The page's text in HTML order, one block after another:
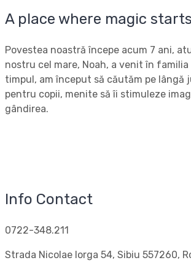
A place where magic
Povestea noastră începe acum 7 ani,
nostru cel mare, Noah, a venit în familia
timpul, am început să căutăm pe lângă
pentru copii, menite să îi stimuleze
gândirea.
Info Contact
0722-348.211
Strada Nicolae Iorga 54, Sibiu 557260,